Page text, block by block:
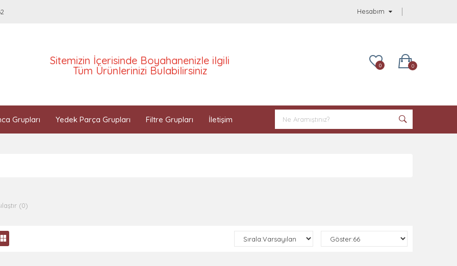
Hesabım
Sitemizin İçerisinde Boyahanenizle ilgili
Tüm Ürünlerinizi Bulabilirsiniz
0
0
Grupları Yedek Parça Grupları Filtre Grupları İletişim
(0)